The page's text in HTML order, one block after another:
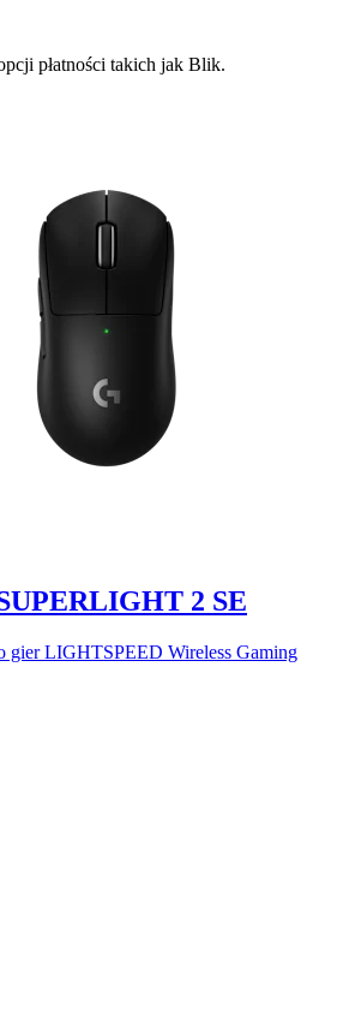
płatności takich jak Blik.
2 SE
gier LIGHTSPEED Wireless Gaming